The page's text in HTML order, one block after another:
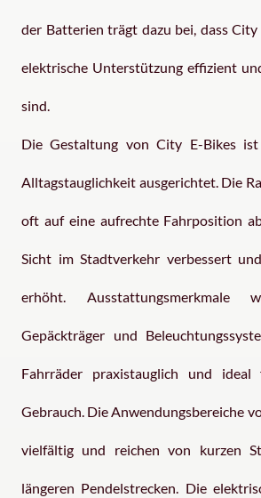
der Batterien trägt dazu bei, dass City
elektrische Unterstützung effizient
sind.
Die Gestaltung von City E-Bikes
Alltagstauglichkeit ausgerichtet. Die
oft auf eine aufrechte Fahrposition
Sicht im Stadtverkehr verbessert
erhöht. Ausstattungsmerkmale
Gepäckträger und
Fahrräder praxistauglich und
Gebrauch. Die Anwendungsbereiche
vielfältig und reichen von kurzen
längeren Pendelstrecken. Die